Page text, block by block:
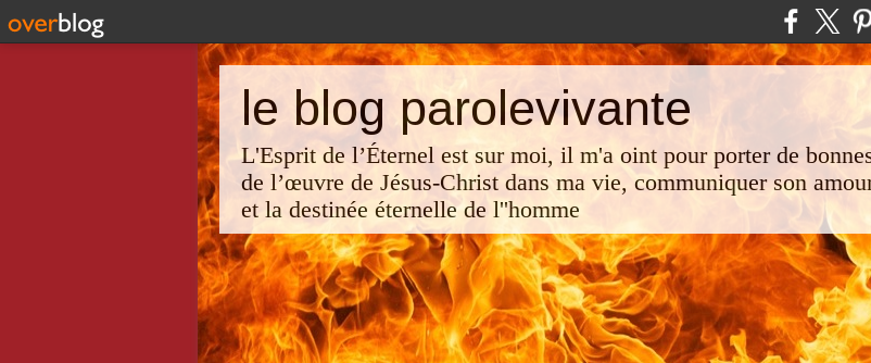
le blog parolevivante
L'Esprit de l’Éternel est sur moi, il m'a oint pour porter de
de l’œuvre de Jésus-Christ dans ma vie, communiquer son
et la destinée éternelle de l''homme